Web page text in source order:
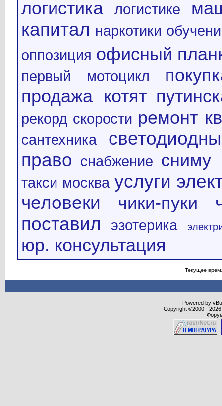
логистика логистике
капитал наркотики
оппозиция офисный
первый мотоцикл
продажа котят
рекорд скорости ремонт
сантехника
право снабжение сниму
такси москва услуги
человеки
чики-пуки
поставил эзотерика
юр. консультация
Текущее
Powered by
Copyright ©2000 -